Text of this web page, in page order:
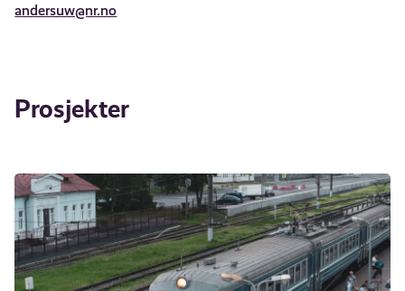
andersuw@nr.no
Prosjekter